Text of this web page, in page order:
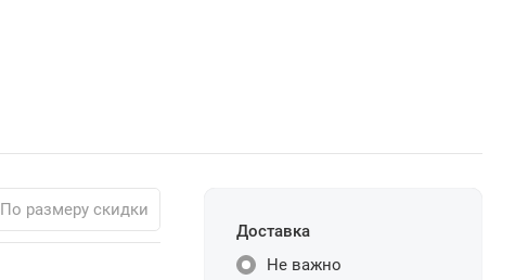
По размеру скидки
Доставка
Не важно